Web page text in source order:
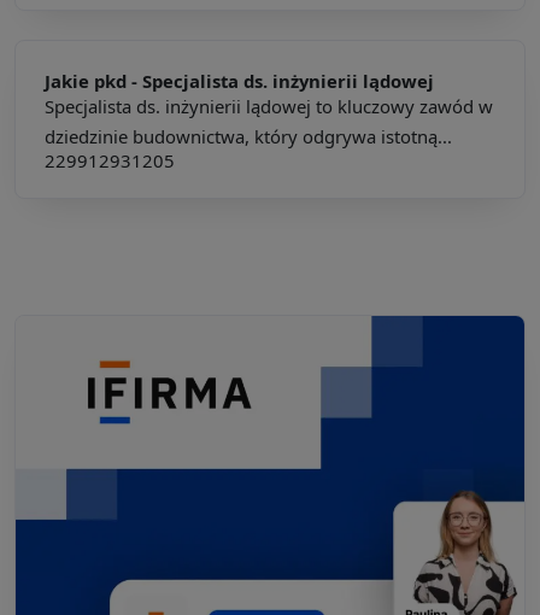
Jakie pkd - Specjalista ds. inżynierii lądowej
Specjalista ds. inżynierii lądowej to kluczowy zawód w
dziedzinie budownictwa, który odgrywa istotną...
229912931205